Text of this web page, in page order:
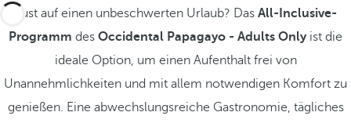
Lust auf einen unbeschwerten Urlaub? Das All-Inclusive-
Programm des Occidental Papagayo - Adults Onlyist die
ideale Option, um einen Aufenthalt frei von
Unannehmlichkeiten und mit allem notwendigen Komfort zu
genießen. Eine abwechslungsreiche Gastronomie, tägliches